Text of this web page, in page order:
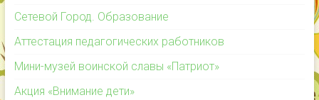
Сетевой Город. Образование
Аттестация педагогических работников
Мини-музей воинской славы «Патриот»
Акция «Внимание дети»